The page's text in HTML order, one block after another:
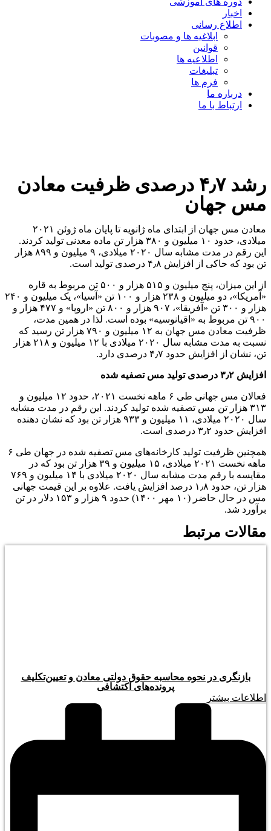
اخبار
اطلاع رسانی
ابلاغیه ها و مصوبات
قوانین
اطلاعیه ها
تبلیغات
فرم ها
درباره ما
ارتباط با ما
رشد ۴٫۷ درصدی ظرفیت معادن
مس جهان
معادن مس جهان از ابتدای ماه ژانویه تا پایان ماه ژوئن ۲۰۲۱
میلادی، حدود ۱۰ میلیون و ۳۸۰ هزار تن ماده معدنی تولید کردند.
این رقم در مدت مشابه سال ۲۰۲۰ میلادی، ۹ میلیون و ۸۹۹ هزار
تن بود که حاکی از افزایش ۴٫۸ درصدی تولید است.
از این میزان، پنج میلیون و ۵۱۵ هزار و ۵۰۰ تن مربوط به قاره
«آمریکا»، دو میلیون و ۲۳۸ هزار و ۱۰۰ تن «آسیا»، یک میلیون و ۲۴۰
هزار و ۳۰۰ تن «آفریقا»، ۹۰۷ هزار و ۸۰۰ تن «اروپا» و ۴۷۷ هزار و
۹۰۰ تن مربوط به «اقیانوسیه» بوده است. لذا در همین مدت،
ظرفیت معادن مس جهان به ۱۲ میلیون و ۷۹۰ هزار تن رسید که
نسبت به مدت مشابه سال ۲۰۲۰ میلادی با ۱۲ میلیون و ۲۱۸ هزار
تن، نشان از افزایش حدود ۴٫۷ درصدی دارد.
افزایش ۳٫۲ درصدی تولید مس تصفیه شده
فعالان مس جهانی طی ۶ ماهه نخست ۲۰۲۱، حدود ۱۲ میلیون و
۳۱۳ هزار تن مس تصفیه شده تولید کردند. این رقم در مدت مشابه
سال ۲۰۲۰ میلادی، ۱۱ میلیون و ۹۳۳ هزار تن بود که نشان دهنده
افزایش حدود ۳٫۲ درصدی است.
همچنین ظرفیت تولید کارخانه‌های مس تصفیه شده در جهان طی ۶
ماهه نخست ۲۰۲۱ میلادی، ۱۵ میلیون و ۳۹ هزار تن بود که در
مقایسه با رقم مدت مشابه سال ۲۰۲۰ میلادی با ۱۴ میلیون و ۷۶۹
هزار تن، حدود ۱٫۸ درصد افزایش یافت. علاوه بر این قیمت جهانی
مس در حال حاضر (۱۰ مهر ۱۴۰۰) حدود ۹ هزار و ۱۵۳ دلار در تن
برآورد شد.
مقالات مرتبط
بازنگری در نحوه محاسبه حقوق دولتی معادن و تعیین‌تکلیف
پرونده‌های اکتشافی
اطلاعات بیشتر